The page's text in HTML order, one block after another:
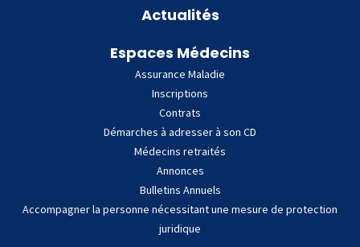
Actualités
Espaces Médecins
Assurance Maladie
Inscriptions
Contrats
Démarches à adresser à son CD
Médecins retraités
Annonces
Bulletins Annuels
Accompagner la personne nécessitant une mesure de protection
juridique